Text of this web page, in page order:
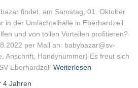
findet, am Samstag, 01. Oktober
in der Umlachtalhalle in Eberhardzell
und von tollen Vorteilen profitieren?
per Mail an: babybazar@sv-
Anschrift, Handynummer) Es freut sich
Eberhardzell Weiterlesen
4 Jahren